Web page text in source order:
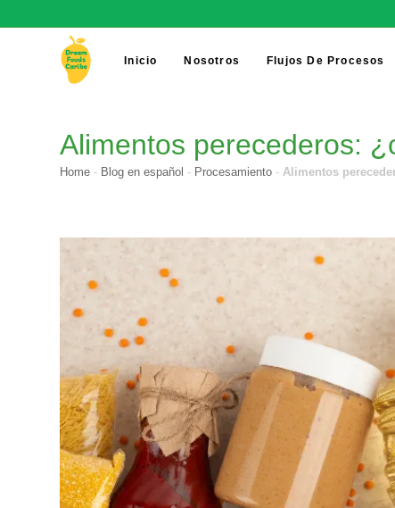
Inicio Nosotros Flujos De Procesos
Alimentos perecederos:
Home - Blog en español - Procesamiento -Alimentos